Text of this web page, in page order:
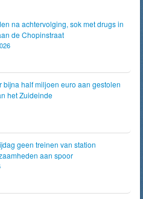
na achtervolging, sok met drugs in
de Chopinstraat
bijna half miljoen euro aan gestolen
het Zuideinde
geen treinen van station
aan spoor